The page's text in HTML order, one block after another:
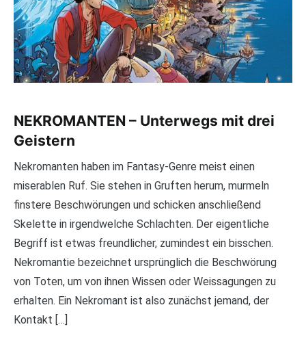
NEKROMANTEN – Unterwegs mit drei
Geistern
Nekromanten haben im Fantasy-Genre meist einen
miserablen Ruf. Sie stehen in Gruften herum, murmeln
finstere Beschwörungen und schicken anschließend
Skelette in irgendwelche Schlachten. Der eigentliche
Begriff ist etwas freundlicher, zumindest ein bisschen.
Nekromantie bezeichnet ursprünglich die Beschwörung
von Toten, um von ihnen Wissen oder Weissagungen zu
erhalten. Ein Nekromant ist also zunächst jemand, der
Kontakt […]